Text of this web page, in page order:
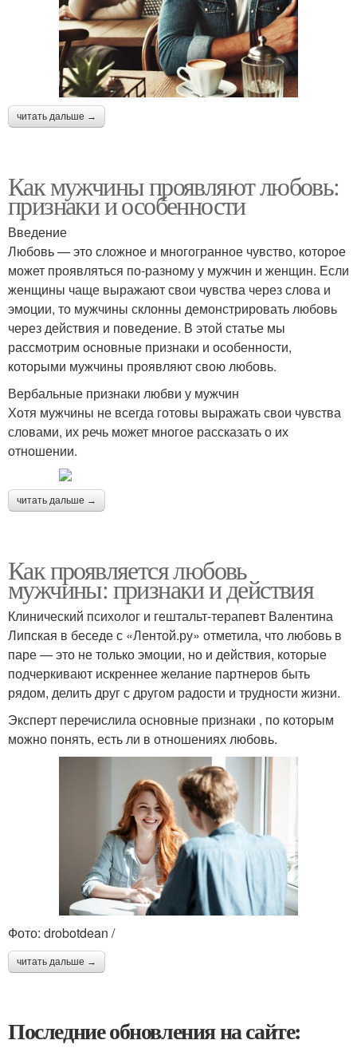
читать дальше →
Как мужчины проявляют любовь:
признаки и особенности
Введение
Любовь — это сложное и многогранное чувство, которое
может проявляться по-разному у мужчин и женщин. Если
женщины чаще выражают свои чувства через слова и
эмоции, то мужчины склонны демонстрировать любовь
через действия и поведение. В этой статье мы
рассмотрим основные признаки и особенности,
которыми мужчины проявляют свою любовь.
Вербальные признаки любви у мужчин
Хотя мужчины не всегда готовы выражать свои чувства
словами, их речь может многое рассказать о их
отношении.
читать дальше →
Как проявляется любовь
мужчины: признаки и действия
Клинический психолог и гештальт-терапевт Валентина
Липская в беседе с «Лентой.ру» отметила, что любовь в
паре — это не только эмоции, но и действия, которые
подчеркивают искреннее желание партнеров быть
рядом, делить друг с другом радости и трудности жизни.
Эксперт перечислила основные признаки , по которым
можно понять, есть ли в отношениях любовь.
Фото: drobotdean /
читать дальше →
Последние обновления на сайте: